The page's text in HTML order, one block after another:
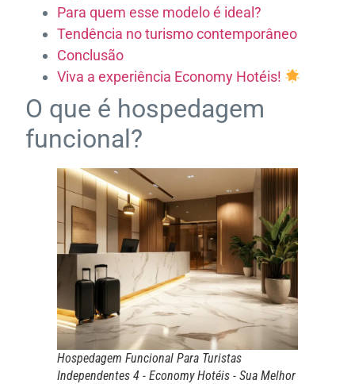
Para quem esse modelo é ideal?
Tendência no turismo contemporâneo
Conclusão
Viva a experiência Economy Hotéis!
O que é hospedagem
funcional?
Hospedagem Funcional Para Turistas
Independentes 4 - Economy Hotéis - Sua Melhor